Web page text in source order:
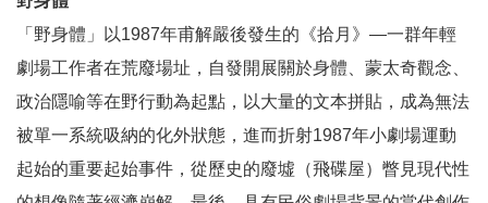
護
政
策
網
站
「野身體」以1987年甫解嚴後發生的《拾月》—一群年輕
劇場工作者在荒廢場址，自發開展關於身體、蒙太奇觀念、
政治隱喻等在野行動為起點，以大量的文本拼貼，成為無法
被單一系統吸納的化外狀態，進而折射1987年小劇場運動
起始的重要起始事件，從歷史的廢墟（飛碟屋）瞥見現代性